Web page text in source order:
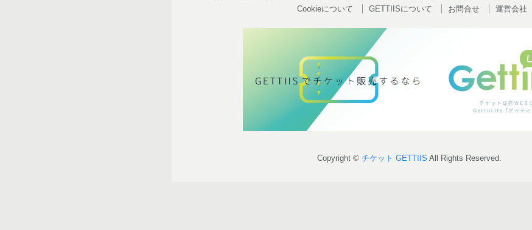
Cookieについて
GETTIISについて お問合せ 運営会社
Copyright © チケット GETTIIS All Rights Reserved.